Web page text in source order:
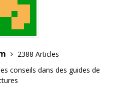
2388 Articles
conseils dans des guides de